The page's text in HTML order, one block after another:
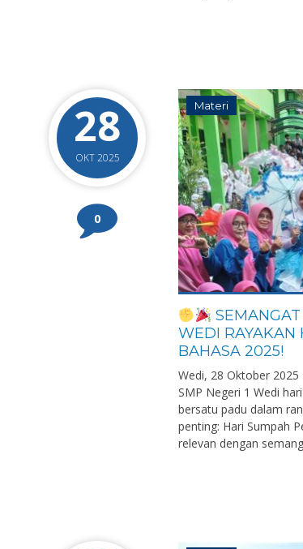
28
OKT 2025
0
Materi
WEDI RAYAKAN
BAHASA 2025!
Wedi, 28 Oktober
SMP Negeri 1 Wedi
bersatu padu dalam
penting: Hari Sumpah
relevan dengan